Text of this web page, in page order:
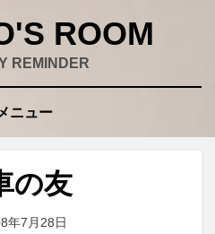
ROOM
REMINDER
ニュー
の友
者wad
年7月28日